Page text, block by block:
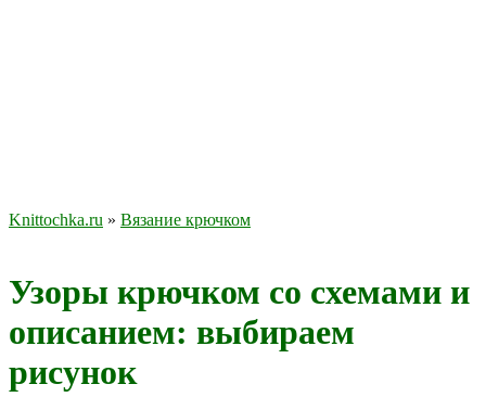
Knittochka.ru » Вязание крючком
Узоры крючком со схемами и
описанием: выбираем
рисунок